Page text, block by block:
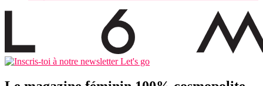
Let's go